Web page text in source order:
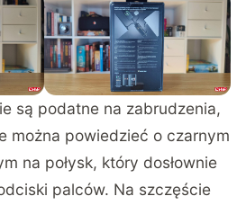
są podatne na zabrudzenia,
można powiedzieć o czarnym
na połysk, który dosłownie
palców. Na szczęście